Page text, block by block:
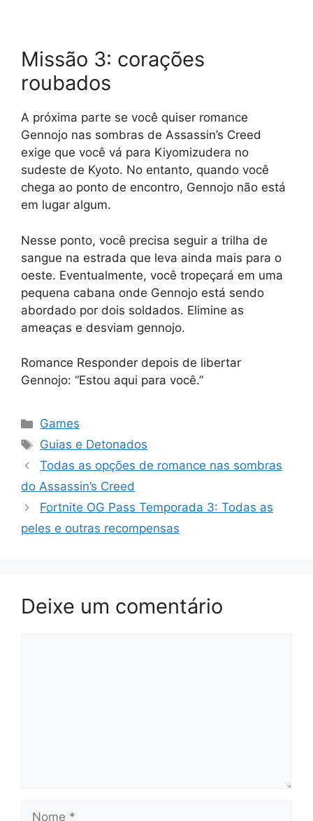
Missão 3: corações
roubados
A próxima parte se você quiser romance
Gennojo nas sombras de Assassin’s Creed
exige que você vá para Kiyomizudera no
sudeste de Kyoto. No entanto, quando você
chega ao ponto de encontro, Gennojo não está
em lugar algum.
Nesse ponto, você precisa seguir a trilha de
sangue na estrada que leva ainda mais para o
oeste. Eventualmente, você tropeçará em uma
pequena cabana onde Gennojo está sendo
abordado por dois soldados. Elimine as
ameaças e desviam gennojo.
Romance Responder depois de libertar
Gennojo: “Estou aqui para você.”
Categorias
Games
Tags
Guias e Detonados
Todas as opções de romance nas sombras
do Assassin’s Creed
Fortnite OG Pass Temporada 3: Todas as
peles e outras recompensas
Deixe um comentário
Nome